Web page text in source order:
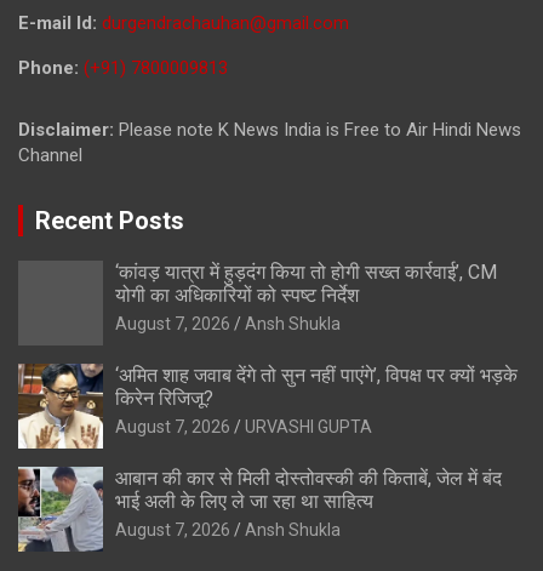
E-mail Id: durgendrachauhan@gmail.com
Phone: (+91) 7800009813
Disclaimer: Please note K News India is Free to Air Hindi News
Channel
Recent Posts
‘कांवड़ यात्रा में हुड़दंग किया तो होगी सख्त कार्रवाई’, CM
योगी का अधिकारियों को स्पष्ट निर्देश
August 7, 2026 Ansh Shukla
‘अमित शाह जवाब देंगे तो सुन नहीं पाएंगे’, विपक्ष पर क्यों भड़के
किरेन रिजिजू?
August 7, 2026 URVASHI GUPTA
आबान की कार से मिली दोस्तोवस्की की किताबें, जेल में बंद
भाई अली के लिए ले जा रहा था साहित्य
August 7, 2026 Ansh Shukla